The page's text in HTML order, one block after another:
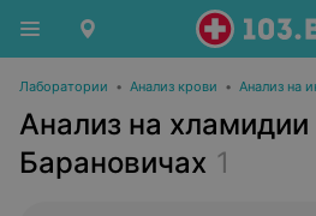
Лаборатории • Анализ крови • Анализ на
Анализ на хламидии
Барановичах 1